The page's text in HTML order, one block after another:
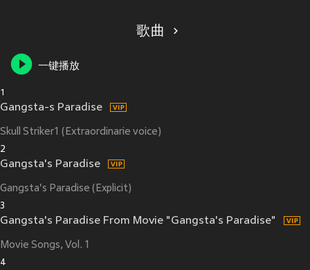
歌曲
一键播放
1
Gangsta-s Paradise
Skull Striker1 (Extraordinarie voice)
2
Gangsta's Paradise
Gangsta's Paradise (Explicit)
3
Gangsta's Paradise From Movie "Gangsta's Paradise"
Movie Songs, Vol. 1
4